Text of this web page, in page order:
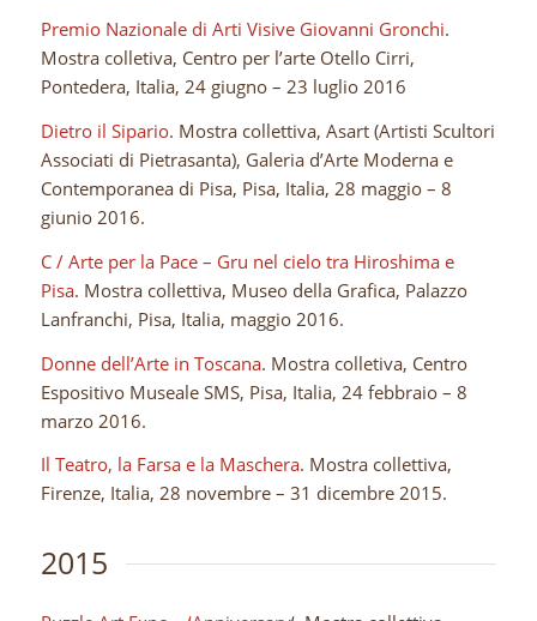
Premio Nazionale di Arti Visive Giovanni Gronchi.
Mostra colletiva, Centro per l’arte Otello Cirri,
Pontedera, Italia, 24 giugno – 23 luglio 2016
Dietro il Sipario. Mostra collettiva, Asart (Artisti Scultori
Associati di Pietrasanta), Galeria d’Arte Moderna e
Contemporanea di Pisa, Pisa, Italia, 28 maggio – 8
giunio 2016.
C / Arte per la Pace – Gru nel cielo tra Hiroshima e
Pisa. Mostra collettiva, Museo della Grafica, Palazzo
Lanfranchi, Pisa, Italia, maggio 2016.
Donne dell’Arte in Toscana. Mostra colletiva, Centro
Espositivo Museale SMS, Pisa, Italia, 24 febbraio – 8
marzo 2016.
Il Teatro, la Farsa e la Maschera. Mostra collettiva,
Firenze, Italia, 28 novembre – 31 dicembre 2015.
2015